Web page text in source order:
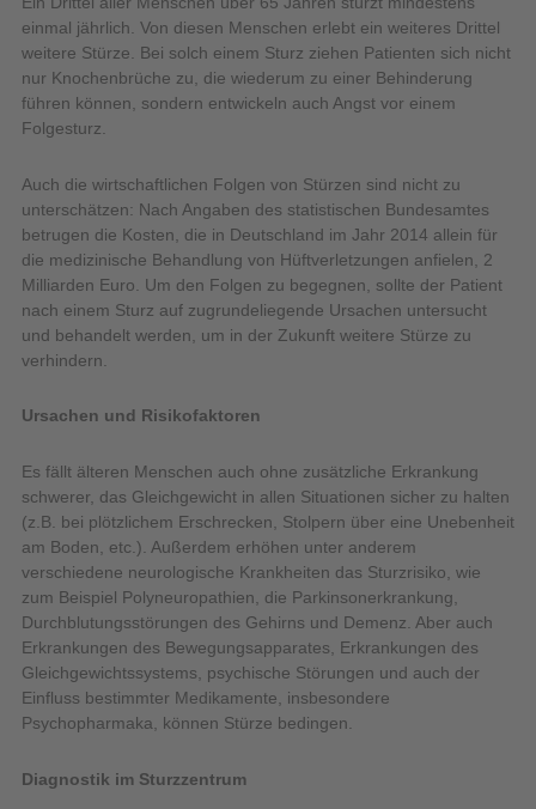
einmal jährlich. Von diesen Menschen erlebt ein weiteres Drittel
weitere Stürze. Bei solch einem Sturz ziehen Patienten sich nicht
nur Knochenbrüche zu, die wiederum zu einer Behinderung
führen können, sondern entwickeln auch Angst vor einem
Folgesturz.
Auch die wirtschaftlichen Folgen von Stürzen sind nicht zu
unterschätzen: Nach Angaben des statistischen Bundesamtes
betrugen die Kosten, die in Deutschland im Jahr 2014 allein für
die medizinische Behandlung von Hüftverletzungen anfielen, 2
Milliarden Euro. Um den Folgen zu begegnen, sollte der Patient
nach einem Sturz auf zugrundeliegende Ursachen untersucht
und behandelt werden, um in der Zukunft weitere Stürze zu
verhindern.
Ursachen und Risikofaktoren
Es fällt älteren Menschen auch ohne zusätzliche Erkrankung
schwerer, das Gleichgewicht in allen Situationen sicher zu halten
(z.B. bei plötzlichem Erschrecken, Stolpern über eine Unebenheit
am Boden, etc.). Außerdem erhöhen unter anderem
verschiedene neurologische Krankheiten das Sturzrisiko, wie
zum Beispiel Polyneuropathien, die Parkinsonerkrankung,
Durchblutungsstörungen des Gehirns und Demenz. Aber auch
Erkrankungen des Bewegungsapparates, Erkrankungen des
Gleichgewichtssystems, psychische Störungen und auch der
Einfluss bestimmter Medikamente, insbesondere
Psychopharmaka, können Stürze bedingen.
Diagnostik im Sturzzentrum